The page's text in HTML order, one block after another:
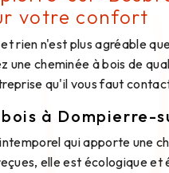
votre confort
rien n'est plus agréable
une cheminée à bois de
qu'il vous faut
à Dompierre-
qui apporte une
elle est écologique et